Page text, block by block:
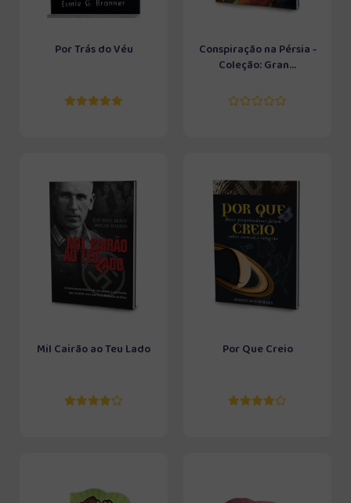
Por Trás do Véu
Conspiração na Pérsia -
Coleção: Gran...
Mil Cairão ao Teu Lado Por Que Creio